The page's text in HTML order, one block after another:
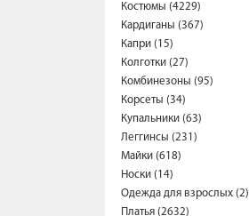
Костюмы (4229)
Кардиганы (367)
Капри (15)
Колготки (27)
Комбинезоны (95)
Корсеты (34)
Купальники (63)
Леггинсы (231)
Майки (618)
Носки (14)
Одежда для взрослых (2)
Платья (2632)